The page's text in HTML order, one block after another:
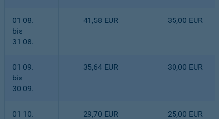
01.08.
bis
31.08.
41,58 EUR 35,00 EUR
01.09.
bis
30.09.
35,64 EUR 30,00 EUR
01.10. 29,70 EUR 25,00 EUR